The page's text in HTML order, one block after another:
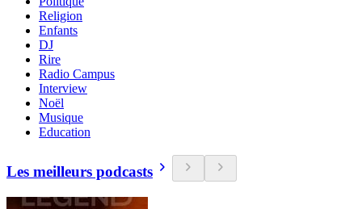
Religion
Enfants
DJ
Rire
Radio Campus
Interview
Noël
Musique
Education
Les meilleurs podcasts